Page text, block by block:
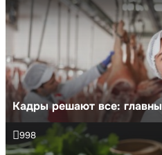
Кадры решают все:
998